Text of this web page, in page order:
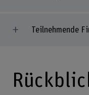
Teilnehmende